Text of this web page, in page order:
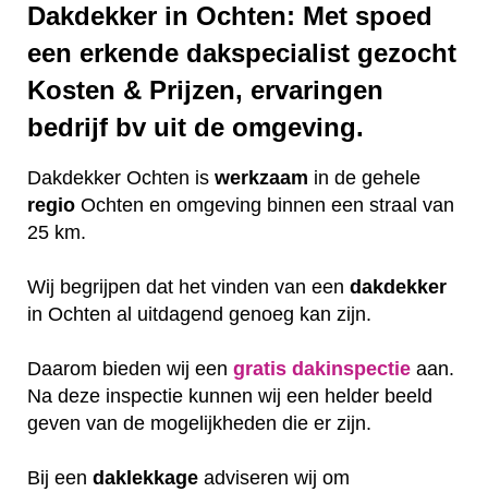
Dakdekker in Ochten: Met spoed
een erkende dakspecialist gezocht
Kosten & Prijzen, ervaringen
bedrijf bv uit de omgeving.
Dakdekker Ochten is werkzaam in de gehele
regio Ochten en omgeving binnen een straal van
25 km.
Wij begrijpen dat het vinden van een dakdekker
in Ochten al uitdagend genoeg kan zijn.
Daarom bieden wij een gratis dakinspectie aan.
Na deze inspectie kunnen wij een helder beeld
geven van de mogelijkheden die er zijn.
Bij een daklekkage adviseren wij om